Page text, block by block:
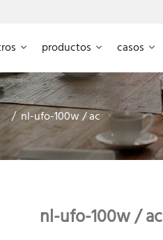
productos casos
nl-ufo-100w / ac
nl-ufo-100w / ac